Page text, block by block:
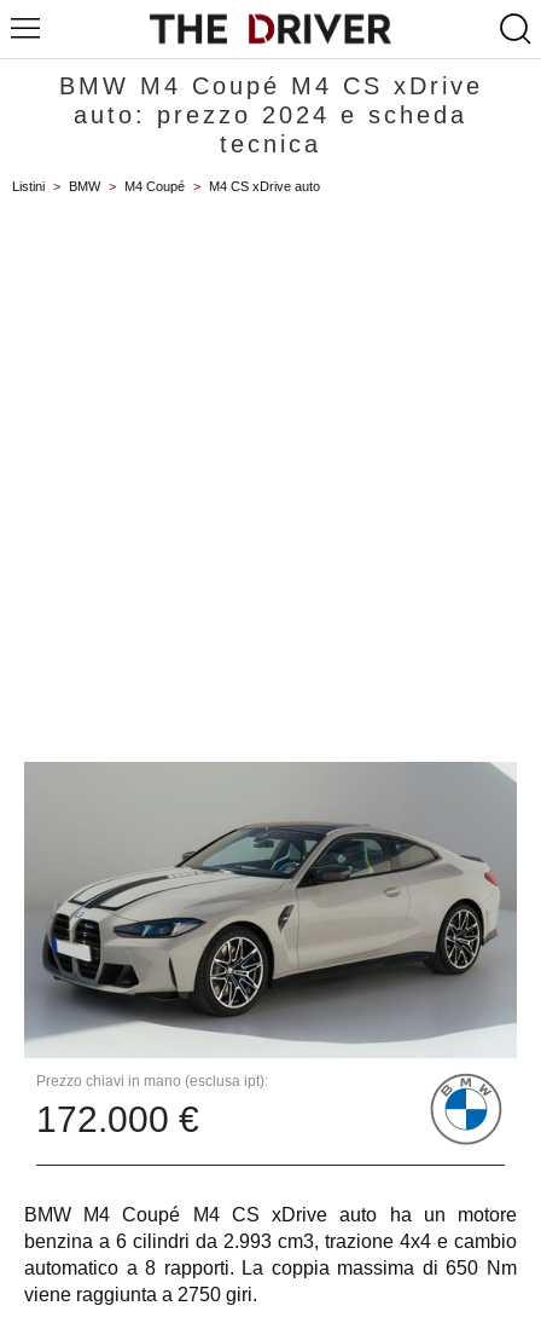
BMW M4 Coupé M4 CS xDrive
auto: prezzo 2024 e scheda
tecnica
Listini > BMW > M4 Coupé > M4 CS xDrive auto
Prezzo chiavi in mano (esclusa ipt):
172.000 €
BMW M4 Coupé M4 CS xDrive auto ha un motore
benzina a 6 cilindri da 2.993 cm3, trazione 4x4 e cambio
automatico a 8 rapporti. La coppia massima di 650 Nm
viene raggiunta a 2750 giri.